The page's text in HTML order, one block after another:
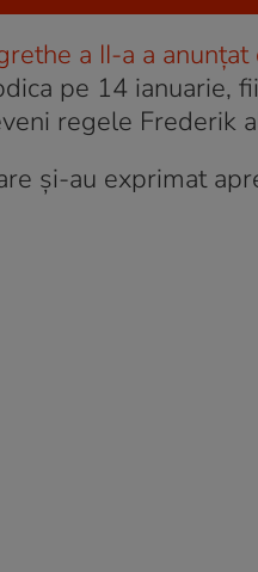
a II-a a anunțat
pe 14
regele Frederik
și-au exprimat